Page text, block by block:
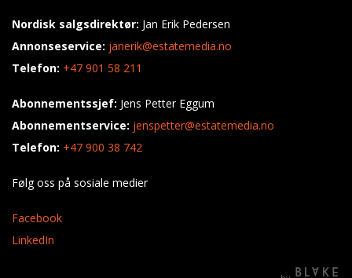
Nordisk salgsdirektør: Jan Erik Pedersen
Annonseservice: janerik@estatemedia.no
Telefon: +47 901 58 211
Abonnementssjef: Jens Petter Eggum
Abonnementservice: jenspetter@estatemedia.no
Telefon: +47 900 38 742
Følg oss på sosiale medier
Facebook
LinkedIn